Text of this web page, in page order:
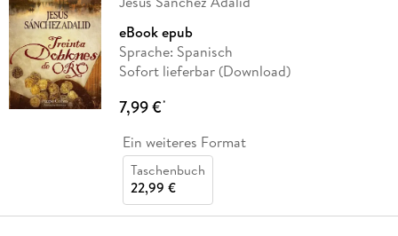
eBook epub
Sprache: Spanisch
Sofort lieferbar (Download)
7,99 €*
Ein weiteres Format
Taschenbuch
22,99 €